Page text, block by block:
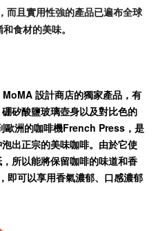
而且實用性強的產品已遍布全球
食材的美味。
設計商店的獨家產品，有
矽酸鹽玻璃壺身以及對比色的
歐洲的咖啡機French Press，是
出正宗的美味咖啡。由於它使
所以能將保留咖啡的味道和香
即可以享用香氣濃郁、口感濃郁